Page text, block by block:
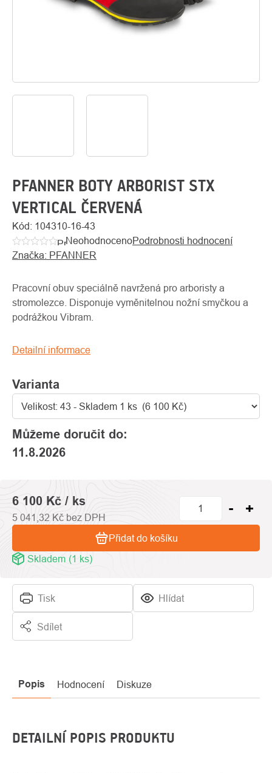
PFANNER BOTY ARBORIST STX
VERTICAL ČERVENÁ
Kód: 104310-16-43
Průměrné
hodnocení
je
0,0
z
hvězdiček.
NeohodnocenoPodrobnosti hodnocení
Značka: PFANNER
Varianta
Můžeme doručit do:
11.8.2026
Pracovní obuv speciálně navržená pro arboristy a
stromolezce. Disponuje vyměnitelnou nožní smyčkou a
podrážkou Vibram.
Detailní informace
Tisk Hlídat
Sdílet
6 100 Kč / ks
5 041,32 Kč bez DPH
Skladem (1 ks)
Přidat do košíku
Popis Hodnocení Diskuze
DETAILNÍ POPIS PRODUKTU